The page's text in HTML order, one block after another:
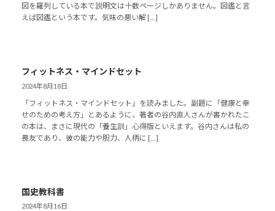
図を羅列している本で説明文は十数ページしかありません。図鑑と言
えば図鑑という本です。気味の悪い解 […]
フィットネス・マインドセット
2024年8月18日
「フィットネス・マインドセット」を読みました。副題に「健康と幸
せのための考え方」とあるように、著者の谷内直人さんが書かれたこ
の本は、まさに現代の「養生訓」心得版といえます。谷内さんは私の
畏友であり、彼の能力や胆力、人柄に […]
国史教科書
2024年8月16日